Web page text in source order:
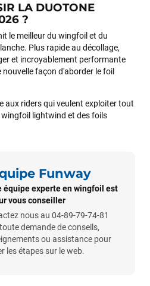
LA DUOTONE
?
le meilleur du wingfoil et du
Plus rapide au décollage,
et incroyablement performante
façon d'aborder le foil
aux riders qui veulent exploiter tout
lightwind et des foils
Funway
équipe experte en wingfoil est
vous conseiller
nous au 04-89-79-74-81
demande de conseils,
ou assistance pour
les étapes sur le web.
même offert du matériel en
au top : la commande est partie
ça sur l’eau ! Je
pour son
il y a un mois
à remplacer ma board eux
je n'aurais jamais pensé !
il y a 3 mois
depuis Tahiti. Super service.
est arrivée en super état.